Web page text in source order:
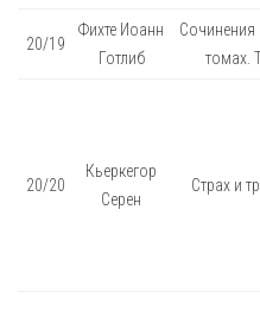
20/19
Фихте Иоанн
Готлиб
Сочинения
томах.
20/20
Кьеркегор
Серен
Страх и